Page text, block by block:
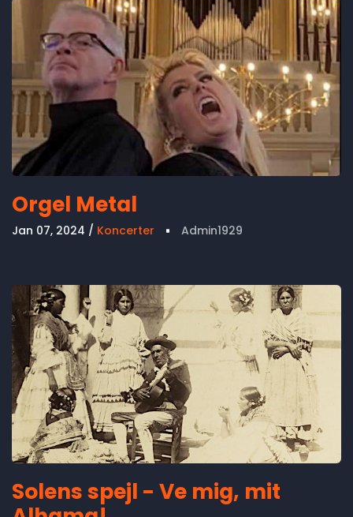
Orgel Metal
Jan 07, 2024 Koncerter Admin1929
Solens spejl - Ve mig, mit